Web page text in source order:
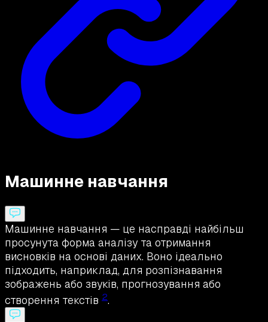
Машинне навчання
Машинне навчання — це насправді найбільш
просунута форма аналізу та отримання
висновків на основі даних. Воно ідеально
підходить, наприклад, для розпізнавання
зображень або звуків, прогнозування або
створення текстів 2.